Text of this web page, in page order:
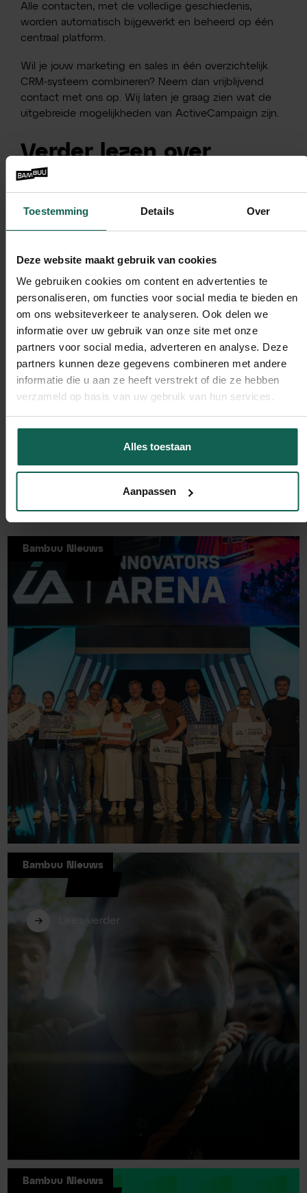
Toestemming Details Over
Deze website maakt gebruik van cookies
We gebruiken cookies om content en advertenties te
personaliseren, om functies voor social media te bieden en
om ons websiteverkeer te analyseren. Ook delen we
informatie over uw gebruik van onze site met onze
partners voor social media, adverteren en analyse. Deze
partners kunnen deze gegevens combineren met andere
informatie die u aan ze heeft verstrekt of die ze hebben
verzameld op basis van uw gebruik van hun services.
Alles toestaan
Aanpassen
Alle contacten, met de volledige geschiedenis,
worden automatisch bijgewerkt en beheerd op één
centraal platform.
Wil je jouw marketing en sales in één overzichtelijk
CRM-systeem combineren? Neem dan vrijblijvend
contact met ons op. Wij laten je graag zien wat de
uitgebreide mogelijkheden van ActiveCampaign zijn.
Verder lezen over
ActiveCampaign?
Deze blog is onderdeel van een serie blogs over de
mogelijkheden die ActiveCampaign biedt. Benieuwd
Introductie en voordelen van ActiveCampaign
Introductie e-mailmarketing met ActiveCampaign
Introductie marketing automation met
ActiveCampaign
Machine Learning
Predictive Sending
A/B Testen
Lead Scoring
Meer blog posts:
Bambuu Nieuws
Bambuu opnieuw betrokken als
jurylid bij Innovators Arena 2026
Lees verder
Bambuu Nieuws
Bambuu plek #2 bemachtigd in
Bambuu Nieuws